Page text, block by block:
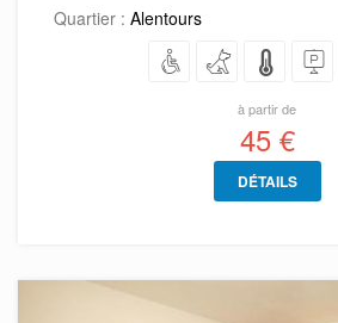
Quartier : Alentours
à partir de
45 €
DÉTAILS